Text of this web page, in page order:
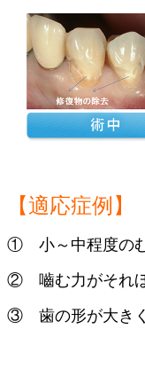
【適応症例】
① 小～中程度の
② 嚙む力がそれ
③ 歯の形が大き